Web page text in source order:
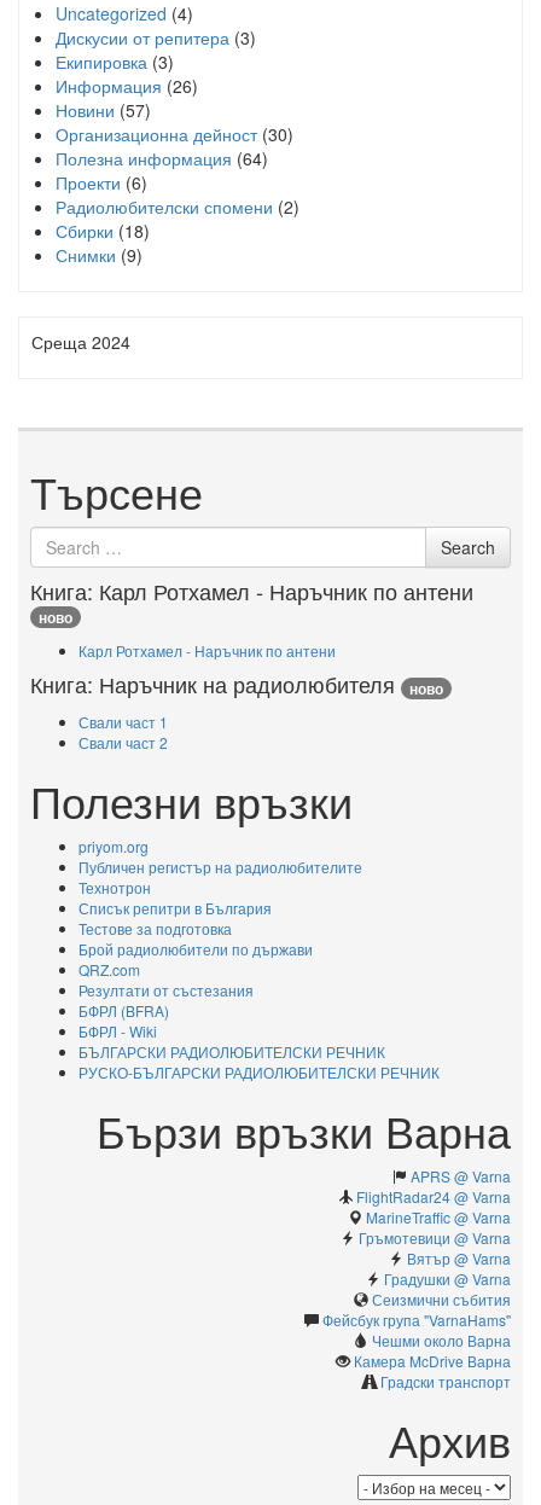
Uncategorized (4)
Дискусии от репитера (3)
Екипировка (3)
Информация (26)
Новини (57)
Организационна дейност(30)
Полезна информация (64)
Проекти (6)
Радиолюбителски спомени (2)
Сбирки (18)
Снимки (9)
Среща 2024
Търсене
Search
for
Search
Книга: Карл Ротхамел - Наръчник по антени
ново
Карл Ротхамел - Наръчник по антени
Книга: Наръчник на радиолюбителя ново
Свали част 1
Свали част 2
Полезни връзки
priyom.org
Публичен регистър на радиолюбителите
Технотрон
Списък репитри в България
Тестове за подготовка
Брой радиолюбители по държави
QRZ.com
Резултати от състезания
БФРЛ (BFRA)
БФРЛ - Wiki
БЪЛГАРСКИ РАДИОЛЮБИТЕЛСКИ РЕЧНИК
РУСКО-БЪЛГАРСКИ РАДИОЛЮБИТЕЛСКИ РЕЧНИК
Бързи връзки Варна
APRS @ Varna
FlightRadar24 @ Varna
MarineTraffic @ Varna
Гръмотевици @ Varna
Вятър @ Varna
Градушки @ Varna
Сеизмични събития
Фейсбук група "VarnaHams"
Чешми около Варна
Камерa McDrive Варна
Градски транспорт
Архив
Архив